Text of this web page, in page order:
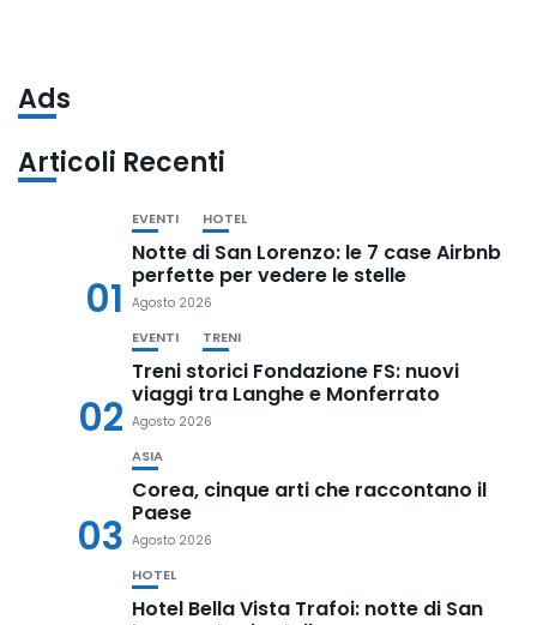
Ads
Articoli Recenti
01
EVENTI HOTEL
Notte di San Lorenzo: le 7 case Airbnb
perfette per vedere le stelle
Agosto 2026
02
EVENTI TRENI
Treni storici Fondazione FS: nuovi
viaggi tra Langhe e Monferrato
Agosto 2026
03
ASIA
Corea, cinque arti che raccontano il
Paese
Agosto 2026
HOTEL
Hotel Bella Vista Trafoi: notte di San